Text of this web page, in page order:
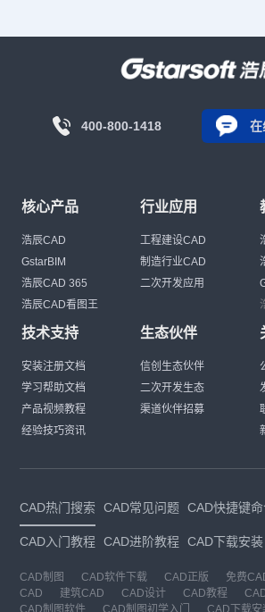
400-800-1418 在
核心产品
浩辰CAD
GstarBIM
浩辰CAD 365
浩辰CAD看图王
行业应用
工程建设CAD
制造行业CAD
二次开发应用
技术支持
安装注册文档
学习帮助文档
产品视频教程
经验技巧资讯
生态伙伴
信创生态伙伴
二次开发生态
渠道伙伴招募
CAD热门搜索 CAD常见问题 CAD快捷键
CAD入门教程 CAD进阶教程 CAD下载安装
CAD制图 CAD软件下载 CAD正版 免费
CAD
建筑CAD CAD设计 CAD教程
CAD制图软件
CAD制图初学入门 CAD下载安